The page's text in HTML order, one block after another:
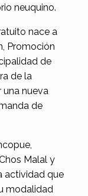
neuquino.
nace a
Promoción
de
de la
una nueva
de
Malal y
actividad que
modalidad